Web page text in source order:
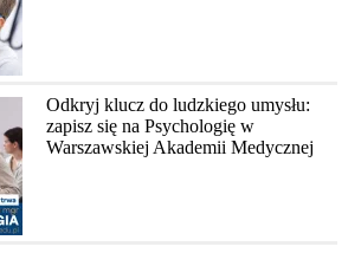
Odkryj klucz do ludzkiego umysłu:
zapisz się na Psychologię w
Warszawskiej Akademii Medycznej